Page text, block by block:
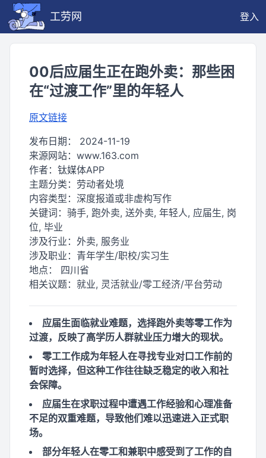
工劳网 登入
00后应届生正在跑外卖：那些困
在“过渡工作”里的年轻人
原文链接
发布日期： 2024-11-19
来源网站： www.163.com
作者： 钛媒体APP
主题分类： 劳动者处境
内容类型： 深度报道或非虚构写作
关键词： 骑手, 跑外卖, 送外卖, 年轻人, 应届生, 岗
位, 毕业
涉及行业： 外卖, 服务业
涉及职业： 青年学生/职校/实习生
地点： 四川省
相关议题： 就业, 灵活就业/零工经济/平台劳动
应届生面临就业难题，选择跑外卖等零工作为
过渡，反映了高学历人群就业压力增大的现状。
零工工作成为年轻人在寻找专业对口工作前的
暂时选择，但这种工作往往缺乏稳定的收入和社
会保障。
应届生在求职过程中遭遇工作经验和心理准备
不足的双重难题，导致他们难以迅速进入正式职
场。
部分年轻人在零工和兼职中感受到了工作的自